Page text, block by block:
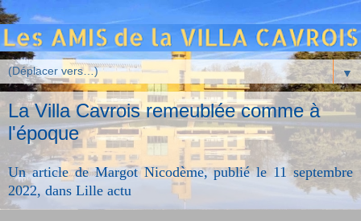
▼
La Villa Cavrois remeublée comme à
l'époque
Un article de Margot Nicodème, publié le 11 septembre
2022, dans Lille actu